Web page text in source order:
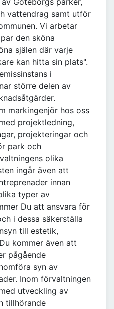
vattendrag samt utför
Vi arbetar
den sköna
själen där varje
kan hitta sin plats".
i
större delen av
markingenjör hos oss
projektledning,
projekteringar och
park och
olika
ingår även att
innan
typer av
Du att ansvara för
i dessa säkerställa
till estetik,
kommer även att
pågående
syn av
Inom förvaltningen
utveckling av
tillhörande